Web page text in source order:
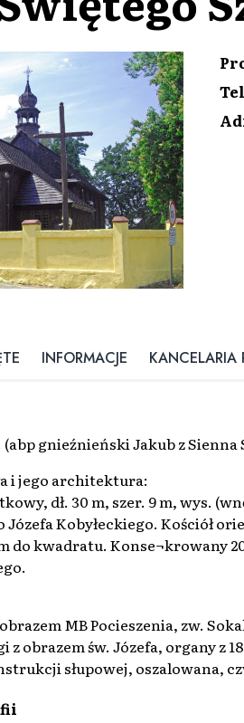
INFORMACJE KANCELARIA
gnieźnieński Jakub z
i jego architektura:
dł. 30 m, szer. 9 m, wys.
Kobyłeckiego. Kościół
do kwadratu. Konse¬krowany
obrazem MB Pocieszenia, zw.
z obrazem św. Józefa, organy z
słupowej, oszalowana,